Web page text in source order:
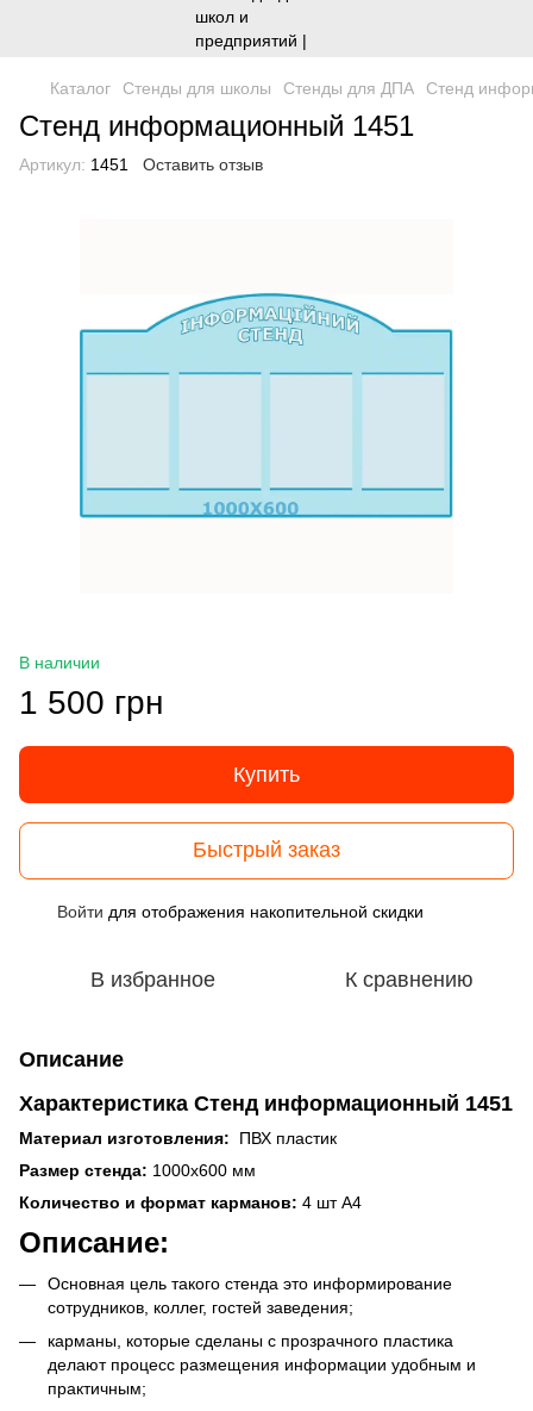
Каталог Стенды для школы Стенды для ДПА Стенд
Стенд информационный 1451
Артикул: 1451 Оставить отзыв
В наличии
1 500 грн
Купить
Быстрый заказ
Войти для отображения накопительной скидки
В избранное К сравнению
Описание
Характеристика Стенд информационный 1451
Материал изготовления:
ПВХ пластик
Размер стенда: 1000х600 мм
Количество и формат карманов: 4 шт А4
Описание:
Основная цель такого стенда это информирование
сотрудников, коллег, гостей заведения;
карманы, которые сделаны с прозрачного пластика
делают процесс размещения информации удобным и
практичным;